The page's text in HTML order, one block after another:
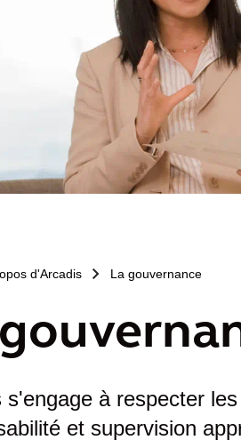
d'Arcadis > La gouvernance
s'engage à respecter
et supervision